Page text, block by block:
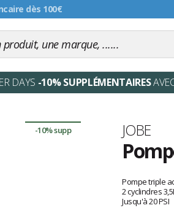
DAYS -10% SUPPLÉMENTAIRES
-10% supp Marque
JOBE
avis
clients
Pompe triple
2 cyclindres
Jusqu'à 20 PSI